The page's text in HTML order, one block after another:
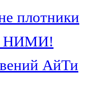
плотники
НИМИ!
АйТи